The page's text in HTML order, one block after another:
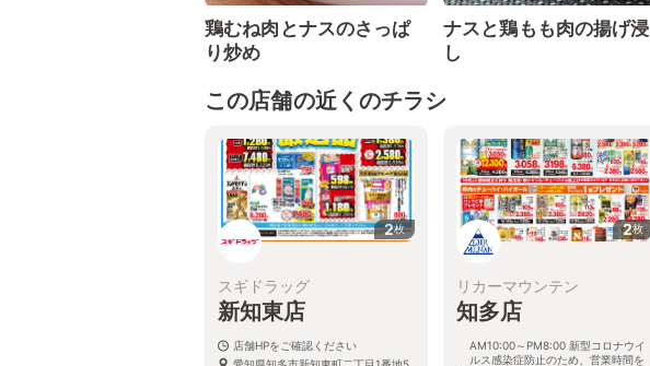
鶏むね肉とナスのさっぱ
り炒め
ナスと鶏もも肉の揚げ浸
し
この店舗の近くのチラシ
2枚
スギドラッグ
新知東店
店舗HPをご確認ください
愛知県知多市新知東町二丁目1番地5
2枚
リカーマウンテン
知多店
AM10:00～PM8:00 新型コロナウイ
ルス感染症防止のため、営業時間を